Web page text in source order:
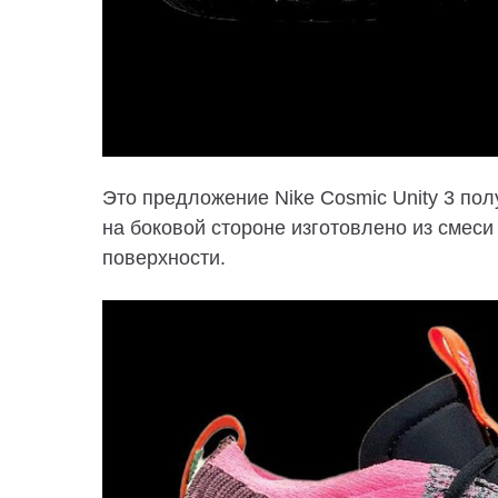
Это предложение Nike Cosmic Unity 3
на боковой стороне изготовлено из
поверхности.